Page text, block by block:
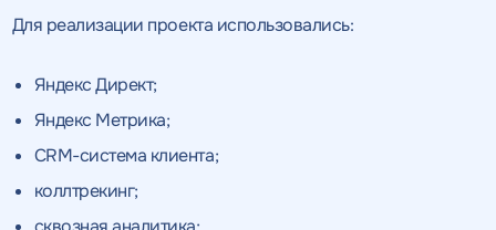
Для реализации проекта использовались:
Яндекс Директ;
Яндекс Метрика;
CRM-система клиента;
коллтрекинг;